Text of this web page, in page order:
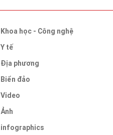
Khoa học - Công nghệ
Y tế
Địa phương
Biển đảo
Video
Ảnh
infographics